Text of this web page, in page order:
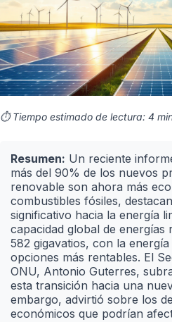
⏱️ Tiempo estimado de lectura: 4
Resumen: Un reciente
más del 90% de los nuevos
renovable son ahora más
combustibles fósiles,
significativo hacia la energía
capacidad global de energías
582 gigavatios, con la
opciones más rentables. El
ONU, Antonio Guterres,
esta transición hacia una
embargo, advirtió sobre los
económicos que podrían